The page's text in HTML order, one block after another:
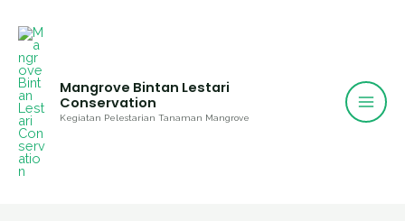
content
Mangrove Bintan Lestari
Conservation
Kegiatan Pelestarian Tanaman Mangrove